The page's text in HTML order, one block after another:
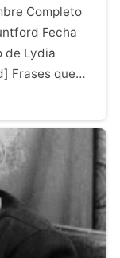
Completo
Fecha
de Lydia
Frases que…